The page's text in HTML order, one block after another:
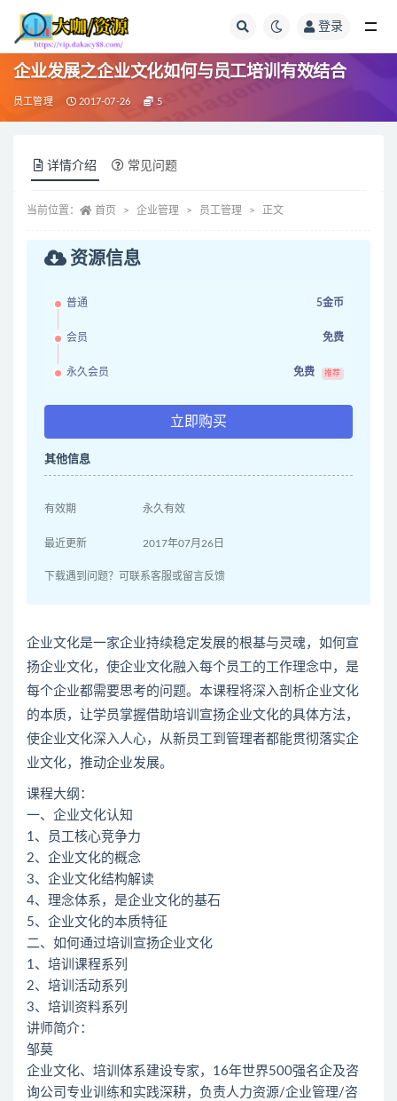
登录
企业发展之企业文化如何与员工培训有效结合
员工管理 2017-07-26 5
详情介绍 常见问题
当前位置： 首页 企业管理 员工管理 正文
资源信息
普通 5金币
会员 免费
永久会员 免费 推荐
立即购买
其他信息
有效期 永久有效
最近更新 2017年07月26日
下载遇到问题？可联系客服或留言反馈
企业文化是一家企业持续稳定发展的根基与灵魂，如何宣
扬企业文化，使企业文化融入每个员工的工作理念中，是
每个企业都需要思考的问题。本课程将深入剖析企业文化
的本质，让学员掌握借助培训宣扬企业文化的具体方法，
使企业文化深入人心，从新员工到管理者都能贯彻落实企
业文化，推动企业发展。
课程大纲：
一、企业文化认知
1、员工核心竞争力
2、企业文化的概念
3、企业文化结构解读
4、理念体系，是企业文化的基石
5、企业文化的本质特征
二、如何通过培训宣扬企业文化
1、培训课程系列
2、培训活动系列
3、培训资料系列
讲师简介：
邹莫
企业文化、培训体系建设专家，16年世界500强名企及咨
询公司专业训练和实践深耕，负责人力资源/企业管理/咨
全部